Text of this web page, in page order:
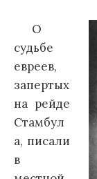
О
судьбе
евреев,
запертых
на рейде
Стамбул
а, писали
в